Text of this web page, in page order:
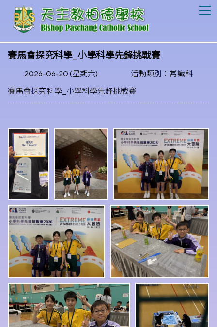
賽馬會探究科學_小學科學先鋒挑戰賽
2026-06-20 (星期六)
活動類別：常識科
賽馬會探究科學_小學科學先鋒挑戰賽